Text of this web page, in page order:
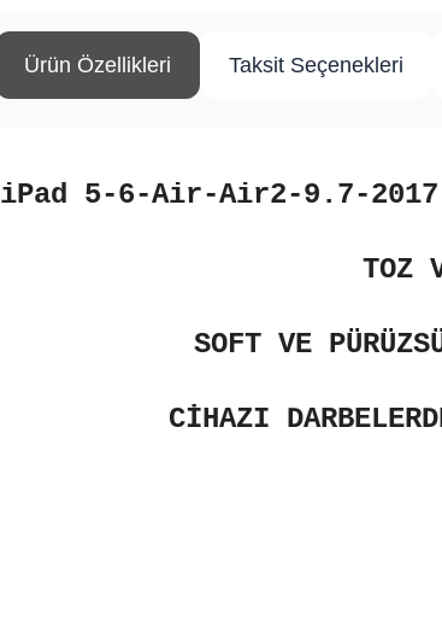
Ürün Özellikleri Taksit Seçenekleri
iPad 5-6-Air-Air2-9.7-
TOZ
SOFT VE
CİHAZI